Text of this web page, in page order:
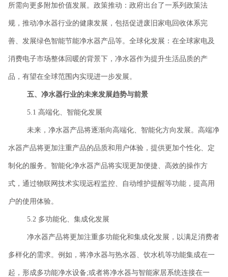
所需向更多附加价值发展。政策推动：政府出台了一系列政策法
规，推动净水器行业的健康发展，包括促进废旧家电回收体系完
善、发展绿色智能节能净水器产品等。全球化发展：在全球家电及
消费电子市场整体回暖的背景下，净水器作为提升生活品质的产
品，有望在全球范围内实现进一步发展。
五、净水器行业的未来发展趋势与前景
5.1 高端化、智能化发展
未来，净水器产品将逐渐向高端化、智能化方向发展。高端净
水器产品将更加注重产品的品质和用户体验，提供更加个性化、定
制化的服务。智能化净水器产品将实现更加便捷、高效的操作方
式，通过物联网技术实现远程监控、自动维护提醒等功能，提高用
户的使用体验。
5.2 多功能化、集成化发展
净水器产品将更加注重多功能化和集成化发展，以满足消费者
多样化的需求。例如，将净水器与热水器、饮水机等功能集成在一
起，形成多功能净水设备;或者将净水器与智能家居系统连接在一